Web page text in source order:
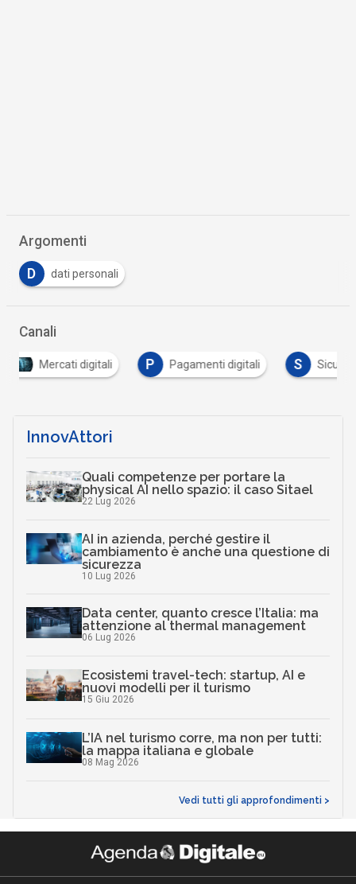
Argomenti
D dati personali
Canali
P Pagamenti digitali S Sicurezza digitale
InnovAttori
Quali competenze per portare la
physical AI nello spazio: il caso Sitael
22 Lug 2026
AI in azienda, perché gestire il
cambiamento è anche una questione di
sicurezza
10 Lug 2026
Data center, quanto cresce l’Italia: ma
attenzione al thermal management
06 Lug 2026
Ecosistemi travel-tech: startup, AI e
nuovi modelli per il turismo
15 Giu 2026
L’IA nel turismo corre, ma non per tutti:
la mappa italiana e globale
08 Mag 2026
Vedi tutti gli approfondimenti >